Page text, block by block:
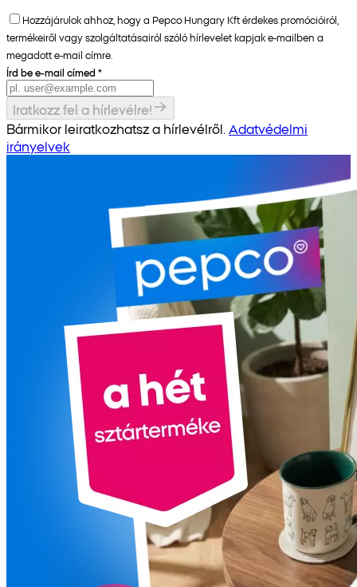
Hozzájárulok ahhoz, hogy a Pepco Hungary Kft érdekes promócióiról,
termékeiről vagy szolgáltatásairól szóló hírlevelet kapjak e-mailben a
megadott e-mail címre.
Írd be e-mail címed *
Iratkozz fel a hírlevélre!
Bármikor leiratkozhatsz a hírlevélről. Adatvédelmi
irányelvek